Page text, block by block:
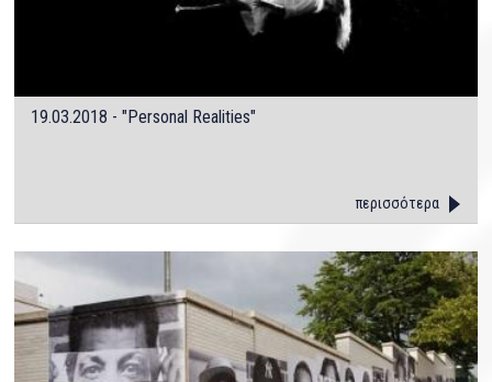
19.03.2018 - "Personal Realities"
περισσότερα